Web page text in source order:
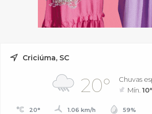
Criciúma, SC
20°
Chuvas
Mín.10°
20° 1.06 km/h 59%